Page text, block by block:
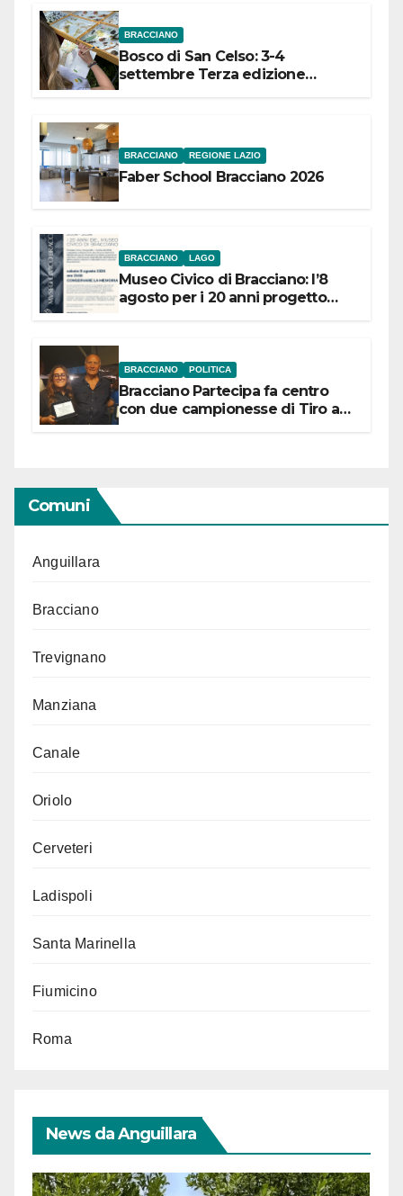
BRACCIANO
Bosco di San Celso: 3-4
settembre Terza edizione
BRACCIANO REGIONE LAZIO
Faber School Bracciano 2026
BRACCIANO LAGO
Museo Civico di Bracciano: l’8
agosto per i 20 anni progetto
BRACCIANO POLITICA
Bracciano Partecipa fa centro
con due campionesse di Tiro a
Comuni
Anguillara
Bracciano
Trevignano
Manziana
Canale
Oriolo
Cerveteri
Ladispoli
Santa Marinella
Fiumicino
Roma
News da Anguillara